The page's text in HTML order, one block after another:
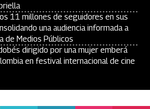
11 millones de seguidores en sus
una audiencia informada a
de Medios Públicos
dirigido por una mujer emberá
en festival internacional de cine